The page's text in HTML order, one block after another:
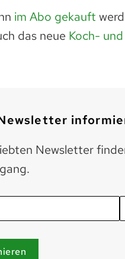
im Abo gekauft
das neue Koch-
Newsletter